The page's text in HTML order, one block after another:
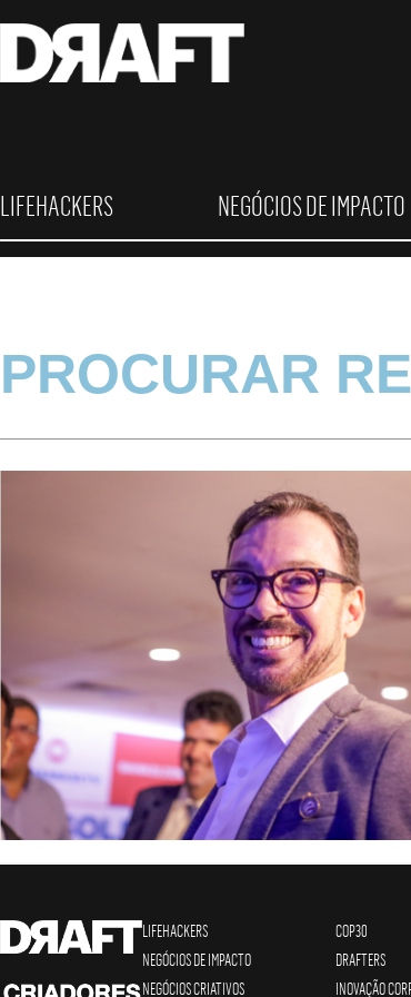
LIFEHACKERS NEGÓCIOS DE IMPACTO
PROCURAR
LIFEHACKERS
NEGÓCIOS DE IMPACTO
NEGÓCIOS CRIATIVOS
COP30
DRAFTERS
INOVAÇÃO